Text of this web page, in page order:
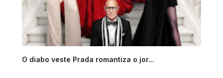
O diabo veste Prada romantiza o jor...